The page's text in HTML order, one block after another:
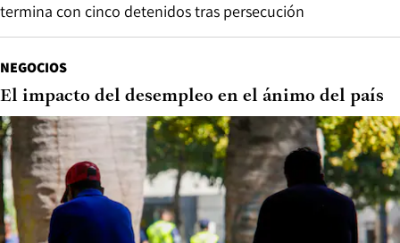
termina con cinco detenidos tras persecución
NEGOCIOS
El impacto del desempleo en el ánimo del país